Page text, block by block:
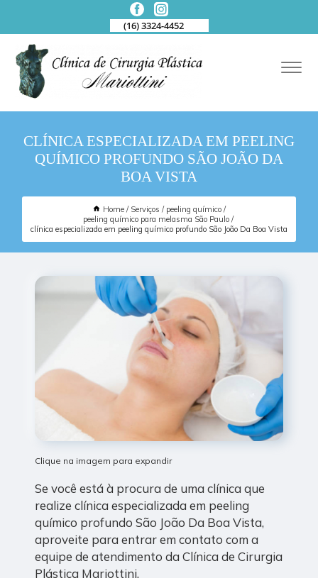
(16) 3324-4452
CLÍNICA ESPECIALIZADA EM PEELING
QUÍMICO PROFUNDO SÃO JOÃO DA
BOA VISTA
Home Serviços
peeling químico
peeling químico para melasma São Paulo
clínica especializada em peeling químico profundo São João Da Boa Vista
Clique na imagem para expandir
Se você está à procura de uma clínica que
realize clínica especializada em peeling
químico profundo São João Da Boa Vista,
aproveite para entrar em contato com a
equipe de atendimento da Clínica de Cirurgia
Plástica Mariottini.